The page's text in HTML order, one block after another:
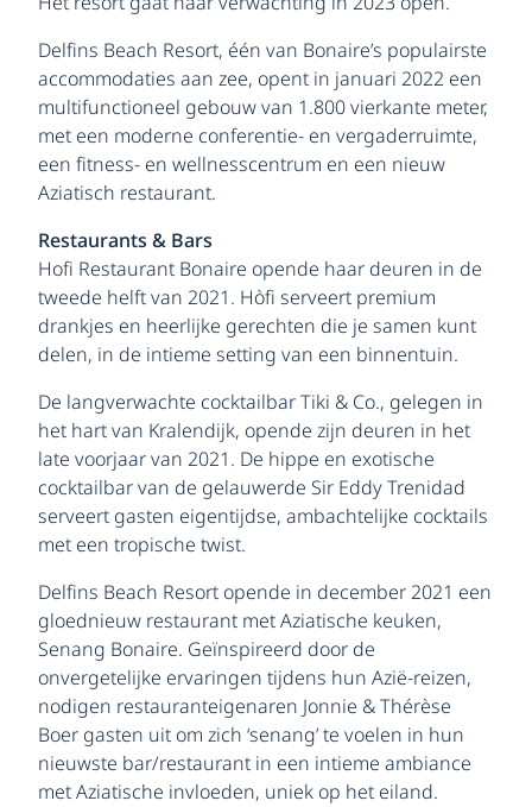
Delfins Beach Resort, één van Bonaire’s populairste
accommodaties aan zee, opent in januari 2022 een
multifunctioneel gebouw van 1.800 vierkante meter,
met een moderne conferentie- en vergaderruimte,
een fitness- en wellnesscentrum en een nieuw
Aziatisch restaurant.
Restaurants & Bars
Hofi Restaurant Bonaire opende haar deuren in de
tweede helft van 2021. Hòfi serveert premium
drankjes en heerlijke gerechten die je samen kunt
delen, in de intieme setting van een binnentuin.
De langverwachte cocktailbar Tiki & Co., gelegen in
het hart van Kralendijk, opende zijn deuren in het
late voorjaar van 2021. De hippe en exotische
cocktailbar van de gelauwerde Sir Eddy Trenidad
serveert gasten eigentijdse, ambachtelijke cocktails
met een tropische twist.
Delfins Beach Resort opende in december 2021 een
gloednieuw restaurant met Aziatische keuken,
Senang Bonaire. Geïnspireerd door de
onvergetelijke ervaringen tijdens hun Azië-reizen,
nodigen restauranteigenaren Jonnie & Thérèse
Boer gasten uit om zich ‘senang’ te voelen in hun
nieuwste bar/restaurant in een intieme ambiance
met Aziatische invloeden, uniek op het eiland.